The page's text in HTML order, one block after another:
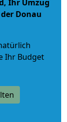
Ihr Umzug
Donau
Ihr Budget